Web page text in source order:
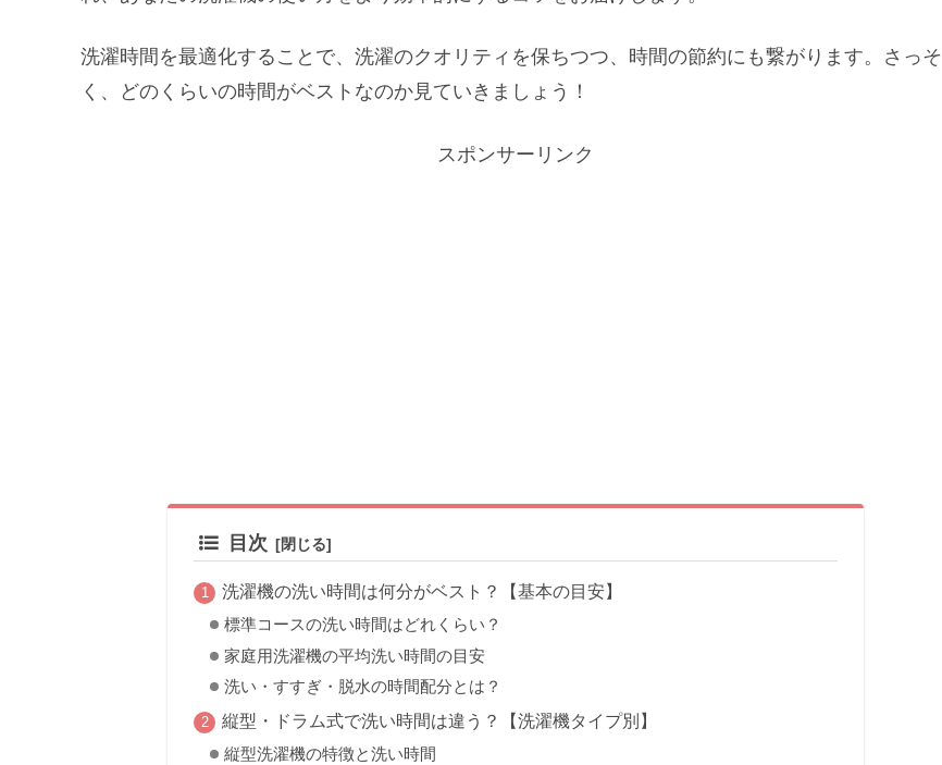
洗濯時間を最適化することで、洗濯のクオリティを保ちつつ、時間の節約にも繋がります。さっそ
く、どのくらいの時間がベストなのか見ていきましょう！
スポンサーリンク
目次
洗濯機の洗い時間は何分がベスト？【基本の目安】
標準コースの洗い時間はどれくらい？
家庭用洗濯機の平均洗い時間の目安
洗い・すすぎ・脱水の時間配分とは？
縦型・ドラム式で洗い時間は違う？【洗濯機タイプ別】
縦型洗濯機の特徴と洗い時間